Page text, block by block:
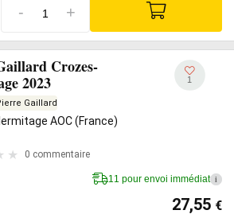
- +
Crozes-
2023
Gaillard
AOC (France)
0 commentaire
1
11 pour envoi immédiat i
27,55 €